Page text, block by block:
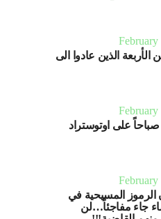
الأربعة الذين عادوا الى
صباحاً على اوتوستراد
الرموز المسيحية في
جاء مفاجئاً…لن